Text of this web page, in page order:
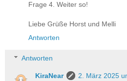
Frage 4. Weiter so!
Liebe Grüße Horst und Melli
Antworten
Antworten
KiraNear
2. März 2025